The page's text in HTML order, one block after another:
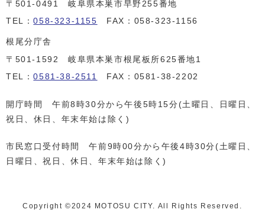
〒501-0491 岐阜県本巣市早野255番地
TEL：058-323-1155 FAX：058-323-1156
根尾分庁舎
〒501-1592 岐阜県本巣市根尾板所625番地1
TEL：0581-38-2511 FAX：0581-38-2202
開庁時間 午前8時30分から午後5時15分(土曜日、日曜日、
祝日、休日、年末年始は除く)
市民窓口受付時間 午前9時00分から午後4時30分(土曜日、
日曜日、祝日、休日、年末年始は除く)
Copyright ©️2024 MOTOSU CITY. All Rights Reserved.